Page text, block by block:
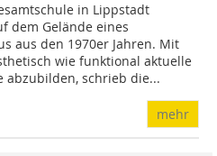
in Lippstadt
dem Gelände eines
aus den 1970er Jahren. Mit
wie funktional aktuelle
abzubilden, schrieb die...
mehr